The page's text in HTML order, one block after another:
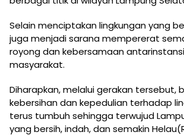
Selain menciptakan lingkungan yang
juga menjadi sarana mempererat
royong dan kebersamaan
masyarakat.
Diharapkan, melalui gerakan tersebut,
kebersihan dan kepedulian terhadap
terus tumbuh sehingga terwujud
yang bersih, indah, dan semakin